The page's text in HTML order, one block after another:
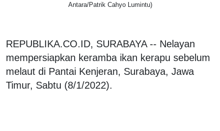
Antara/Patrik Cahyo Lumintu)
REPUBLIKA.CO.ID, SURABAYA -- Nelayan
mempersiapkan keramba ikan kerapu sebelum
melaut di Pantai Kenjeran, Surabaya, Jawa
Timur, Sabtu (8/1/2022).